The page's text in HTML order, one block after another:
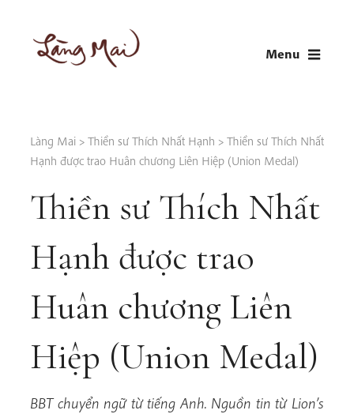
content
Menu
Làng Mai > Thiền sư Thích Nhất Hạnh > Thiền sư Thích Nhất
Hạnh được trao Huân chương Liên Hiệp (Union Medal)
Thiền sư Thích Nhất
Hạnh được trao
Huân chương Liên
Hiệp (Union Medal)
BBT chuyển ngữ từ tiếng Anh. Nguồn tin từ Lion’s